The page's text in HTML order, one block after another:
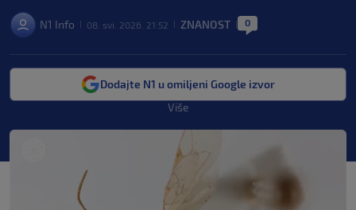
N1 Info 08. svi. 2026. 21:52 ZNANOST 0
Dodajte N1 u omiljeni Google izvor
Više